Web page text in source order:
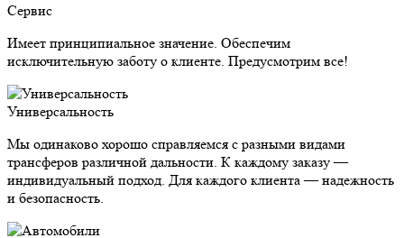
Сервис
Имеет принципиальное значение. Обеспечим
исключительную заботу о клиенте. Предусмотрим все!
Универсальность
Мы одинаково хорошо справляемся с разными видами
трансферов различной дальности. К каждому заказу —
индивидуальный подход. Для каждого клиента — надежность
и безопасность.